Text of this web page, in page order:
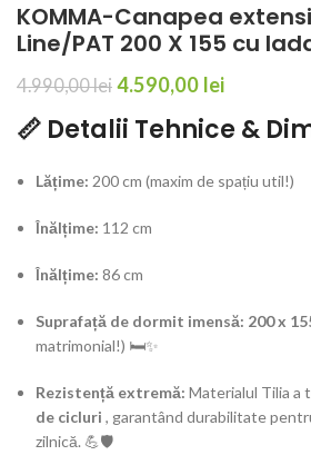
KOMMA-Canapea
Line/PAT 200 X 155 cu
4.990,00lei 4.590,00 lei
📏 Detalii Tehnice &
Lățime: 200 cm (maxim de spațiu util!)
Înălțime: 112 cm
Înălțime: 86 cm
Suprafață de dormit imensă: 200 x
matrimonial!) 🛏️✨
Rezistență extremă: Materialul Tilia
de cicluri , garantând durabilitate
zilnică. 💪🛡️